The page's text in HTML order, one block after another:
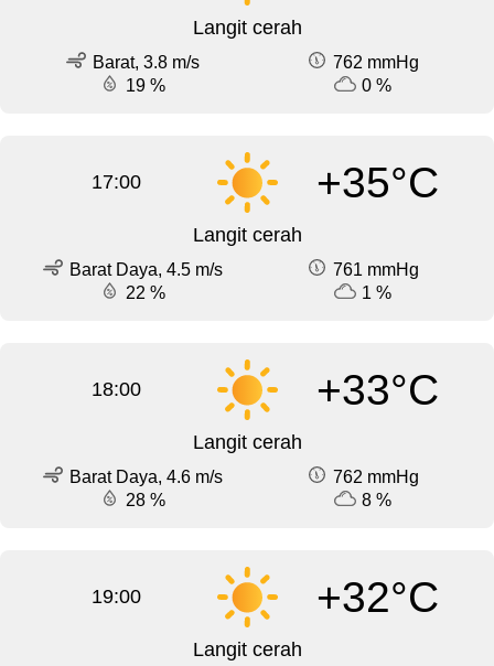
Langit cerah
Barat, 3.8 m/s
762 mmHg
19 %
0 %
17:00 +35°C
Langit cerah
Barat Daya, 4.5 m/s
761 mmHg
22 %
1 %
18:00 +33°C
Langit cerah
Barat Daya, 4.6 m/s
762 mmHg
28 %
8 %
19:00 +32°C
Langit cerah